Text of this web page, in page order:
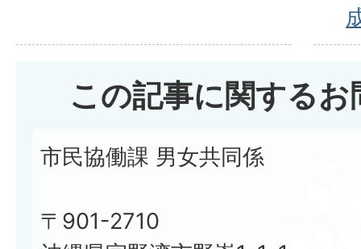
この記事に関する
市民協働課 男女共同係
〒901-2710